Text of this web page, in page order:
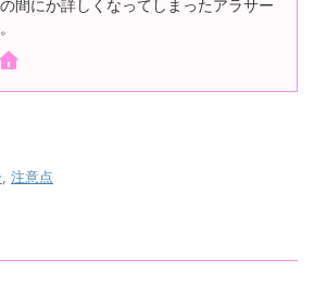
間にか詳しくなってしまったアラサー
注意点